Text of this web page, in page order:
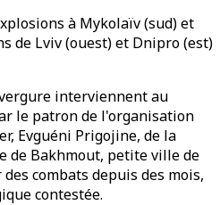
à Mykolaïv (sud) et
de Lviv (ouest) et Dnipro (est)
interviennent au
le patron de l'organisation
Evguéni Prigojine, de la
de Bakhmout, petite ville de
combats depuis des mois,
contestée.